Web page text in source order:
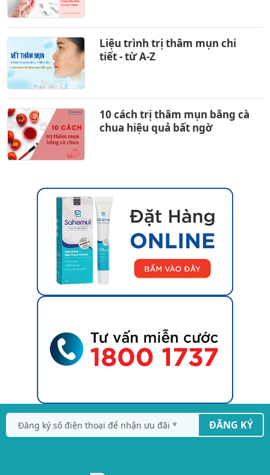
Liệu trình trị thâm mụn chi
tiết - từ A-Z
10 cách trị thâm mụn bằng cà
chua hiệu quả bất ngờ
ĐĂNG KÝ